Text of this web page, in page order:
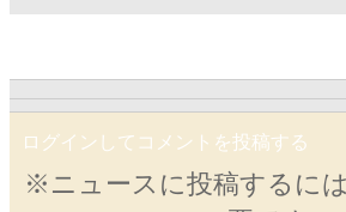
ログインしてコメントを投稿する
※ニュースに投稿するに